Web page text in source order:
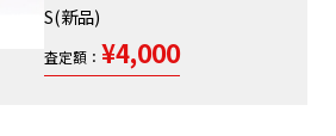
S(新品)
査定額： ¥4,000